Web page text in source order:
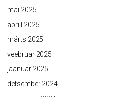
mai 2025
aprill 2025
märts 2025
veebruar 2025
jaanuar 2025
detsember 2024